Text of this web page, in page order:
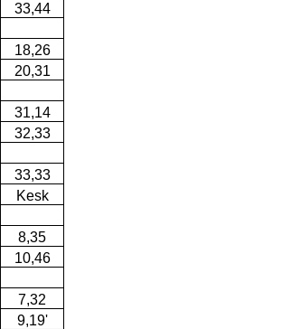
33,44
18,26
20,31
31,14
32,33
33,33
Kesk
8,35
10,46
7,32
9,19'